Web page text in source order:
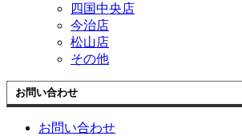
四国中央店
今治店
松山店
その他
お問い合わせ
お問い合わせ